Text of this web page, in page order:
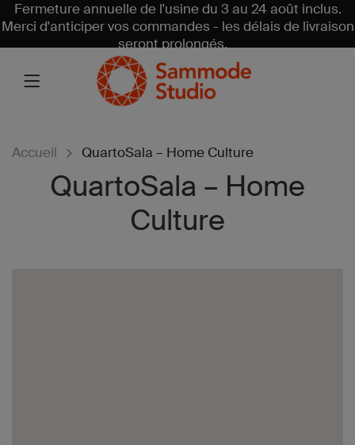
Fermeture annuelle de l'usine du 3 au 24 août inclus.
Merci d'anticiper vos commandes - les délais de livraison
seront prolongés.
Accueil QuartoSala – Home Culture
QuartoSala – Home
Culture